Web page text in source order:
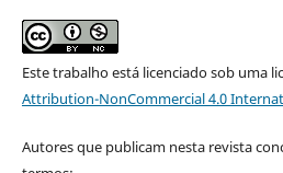
Este trabalho está licenciado sob uma
Attribution-NonCommercial 4.0
Autores que publicam nesta revista